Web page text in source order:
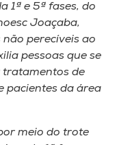
1ª e 5ª fases, do
Joaçaba,
perecíveis ao
pessoas que se
tratamentos de
pacientes da área
meio do trote